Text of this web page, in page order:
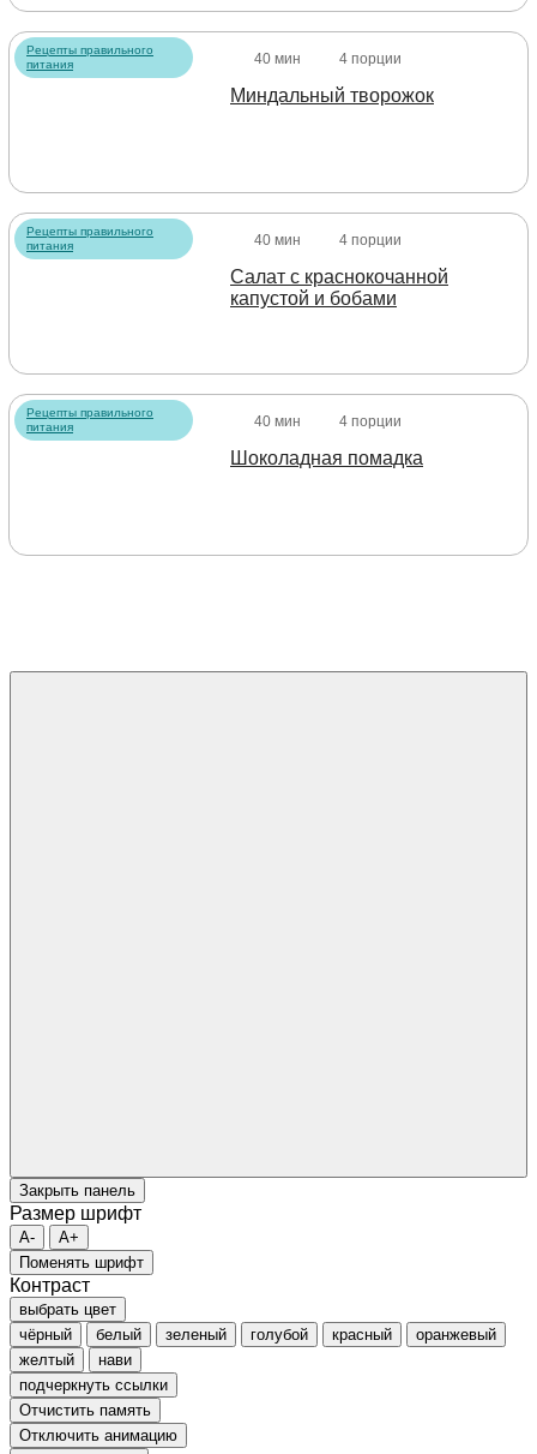
Рецепты правильного
питания
40 мин 4 порции
Миндальный творожок
Рецепты правильного
питания
40 мин 4 порции
Салат с краснокочанной
капустой и бобами
Рецепты правильного
питания
40 мин 4 порции
Шоколадная помадка
Закрыть панель
Размер шрифт
A-
A+
Поменять шрифт
Контраст
выбрать цвет
чёрный
белый зеленый голубой красный
оранжевый
желтый
нави
подчеркнуть ссылки
Отчистить память
Отключить анимацию